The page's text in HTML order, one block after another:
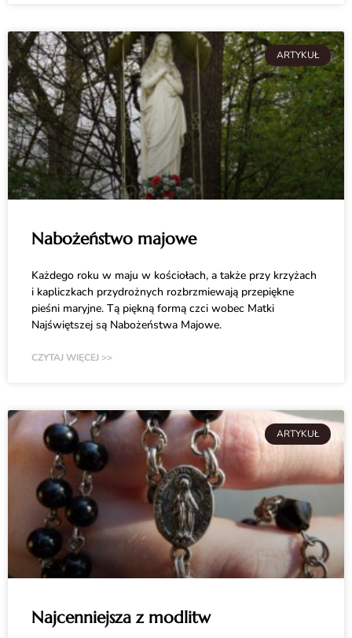
ARTYKUŁ
Nabożeństwo majowe
Każdego roku w maju w kościołach, a także przy krzyżach
i kapliczkach przydrożnych rozbrzmiewają przepiękne
pieśni maryjne. Tą piękną formą czci wobec Matki
Najświętszej są Nabożeństwa Majowe.
CZYTAJ WIĘCEJ >>
ARTYKUŁ
Najcenniejsza z modlitw